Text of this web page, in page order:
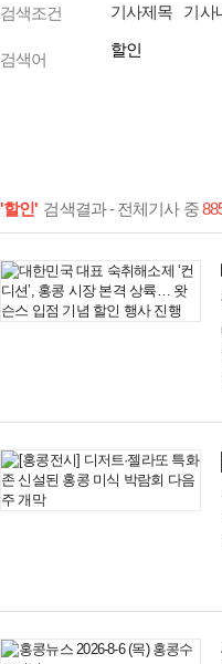
검색조건 기사제목 기사
검색어
'할인' 검색결과 - 전체기사 중